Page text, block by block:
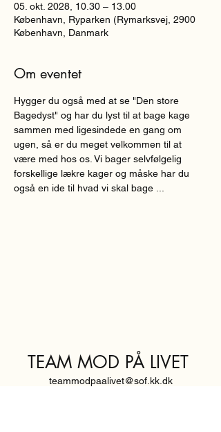
05. okt. 2028, 10.30 – 13.00
København, Ryparken (Rymarksvej, 2900
København, Danmark
Om eventet
Hygger du også med at se "Den store
Bagedyst" og har du lyst til at bage kage
sammen med ligesindede en gang om
ugen, så er du meget velkommen til at
være med hos os. Vi bager selvfølgelig
forskellige lækre kager og måske har du
også en ide til hvad vi skal bage ...
TEAM MOD PÅ LIVET
teammodpaalivet@sof.kk.dk